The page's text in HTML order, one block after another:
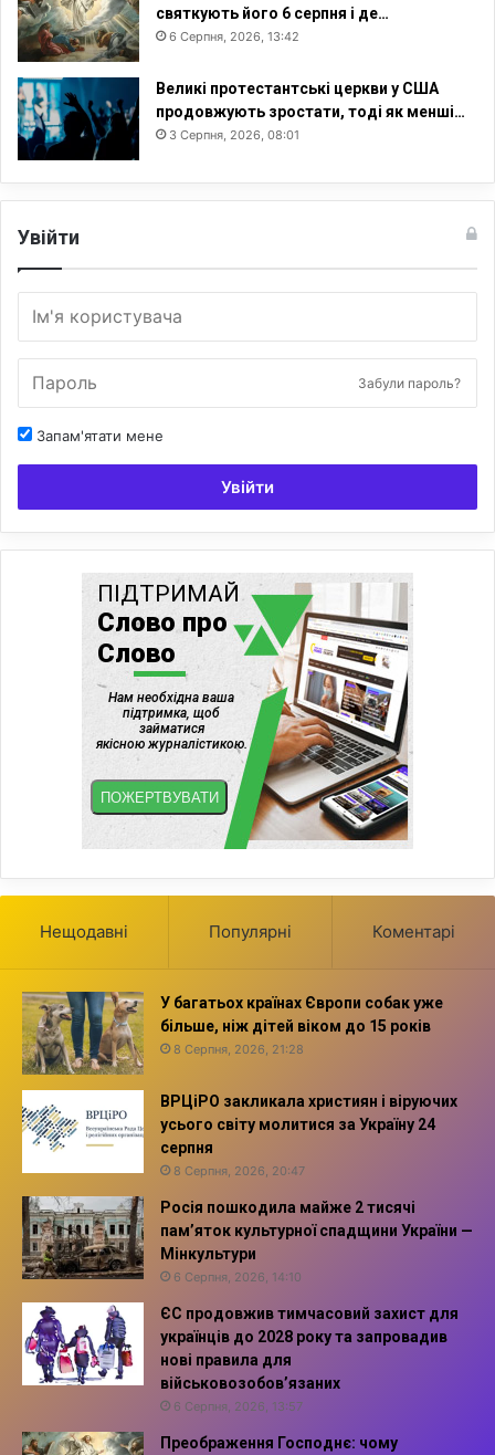
святкують його 6 серпня і де…
6 Серпня, 2026, 13:42
Великі протестантські церкви у США
продовжують зростати, тоді як менші…
3 Серпня, 2026, 08:01
Увійти
Забули пароль?
Запам'ятати мене
Увійти
Нещодавні Популярні Коментарі
У багатьох країнах Європи собак уже
більше, ніж дітей віком до 15 років
8 Серпня, 2026, 21:28
ВРЦіРО закликала християн і віруючих
усього світу молитися за Україну 24
серпня
8 Серпня, 2026, 20:47
Росія пошкодила майже 2 тисячі
пам’яток культурної спадщини України —
Мінкультури
6 Серпня, 2026, 14:10
ЄС продовжив тимчасовий захист для
українців до 2028 року та запровадив
нові правила для
військовозобов’язаних
6 Серпня, 2026, 13:57
Преображення Господнє: чому